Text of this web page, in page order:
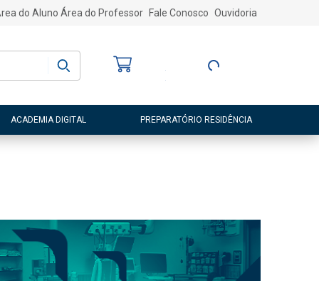
do Aluno Área do Professor Fale Conosco Ouvidoria
Entre ou Cadastre-
ACADEMIA DIGITAL PREPARATÓRIO RESIDÊNCIA